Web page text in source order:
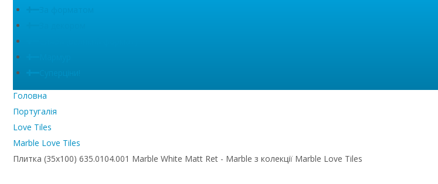
Головна
Португалія
Love Tiles
Marble Love Tiles
Плитка (35x100) 635.0104.001 Marble White Matt Ret - Marble з колекції Marble Love Tiles